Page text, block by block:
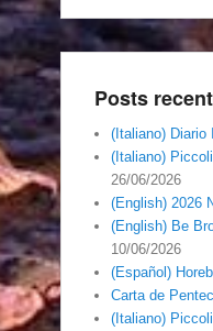
Posts
(Italiano) Diario
(Italiano)
26/06/2026
(English) 2026
(English) Be
10/06/2026
(Español)
Carta de
(Italiano)